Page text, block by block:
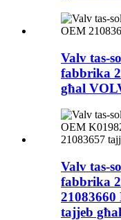
Valv tas-
fabbrika
għal
Valv tas-
fabbrika
21083660
tajjeb